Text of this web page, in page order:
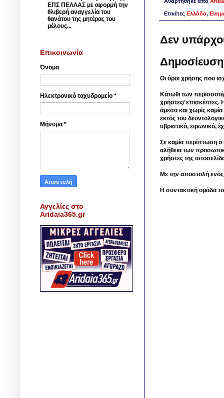
Ετικέτες Ελλάδα,
Δεν
Οι όροι χρήσης που
Κάτωθι των
χρήστες/ επισκέπτες.
άμεσα και χωρίς
εκτός του
υβριστικό, ειρωνικό,
Σε καμία περίπτωση ο
αλήθεια των
χρήστες της
Με την αποστολή
Η συντακτική ομάδα
ΕΠΣ ΠΕΛΛΑΣ με αφορμή την
θλιβερή αναγγελία του
θανάτου της μητέρας του
μέλους...
Επικοινωνία
Όνομα
Ηλεκτρονικό ταχυδρομείο *
Μήνυμα *
Αγγελίες στο
Aridaia365.gr